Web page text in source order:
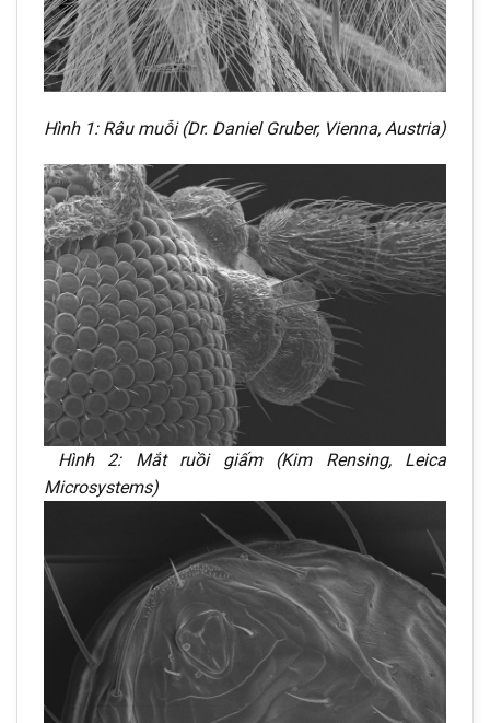
Hình 1: Râu muỗi (Dr. Daniel Gruber, Vienna, Austria)
Hình 2: Mắt ruồi giấm (Kim Rensing, Leica
Microsystems)